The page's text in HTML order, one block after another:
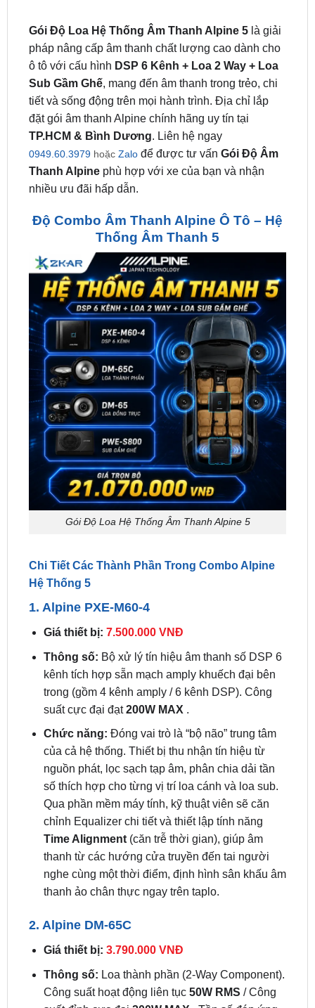
ô tô với cấu hìnhDSP 6 Kênh + Loa 2 Way + Loa
Sub Gầm Ghế, mang đến âm thanh trong trẻo, chi
tiết và sống động trên mọi hành trình. Địa chỉ lắp
đặt gói âm thanh Alpine chính hãng uy tín tại
TP.HCM & Bình Dương. Liên hệ ngay
0949.60.3979hoặcZalođể được tư vấn Gói Độ Âm
Thanh Alpinephù hợp với xe của bạn và nhận
nhiều ưu đãi hấp dẫn.
Độ Combo Âm Thanh Alpine Ô Tô – Hệ
Gói Độ Loa Hệ Thống Âm Thanh Alpine 5
Chi Tiết Các Thành Phần Trong Combo Alpine
1. Alpine PXE-M60-4
kênh tích hợp sẵn mạch amply khuếch đại bên
trong (gồm 4 kênh amply / 6 kênh DSP). Công
suất cực đại đạt200W MAX.
Chức năng:Đóng vai trò là “bộ não” trung tâm
của cả hệ thống. Thiết bị thu nhận tín hiệu từ
nguồn phát, lọc sạch tạp âm, phân chia dải tần
số thích hợp cho từng vị trí loa cánh và loa sub.
Qua phần mềm máy tính, kỹ thuật viên sẽ căn
chỉnh Equalizer chi tiết và thiết lập tính năng
Time Alignment(căn trễ thời gian), giúp âm
thanh từ các hướng cửa truyền đến tai người
nghe cùng một thời điểm, định hình sân khấu âm
thanh ảo chân thực ngay trên taplo.
2. Alpine DM-65C
Công suất hoạt động liên tục
suất đỉnh cực đại200W MAX. Tần số đáp ứng
rộng từ65Hz – 20kHz.